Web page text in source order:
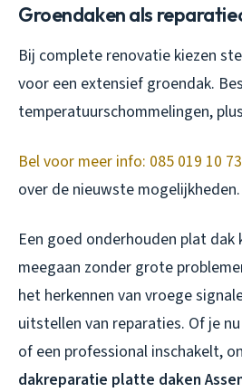
Groendaken als
Bij complete renovatie kiezen
voor een extensief groendak.
temperatuurschommelingen,
Bel voor meer info: 085 019 10 73
over de nieuwste mogelijkheden.
Een goed onderhouden plat dak
meegaan zonder grote
het herkennen van vroege
uitstellen van reparaties. Of je
of een professional inschakelt,
dakreparatie platte daken